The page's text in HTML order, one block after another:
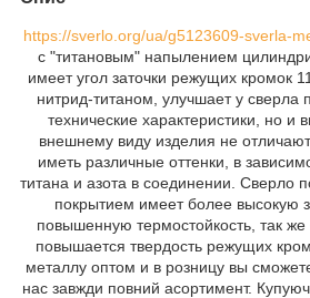
https://sverlo.org/ua/g5123609-sverla-
с "титановым" напылением
имеет угол заточки режущих кромок
нитрид-титаном, улучшает у сверла
технические характеристики, но
внешнему виду изделия не
иметь различные оттенки, в
титана и азота в соединении. Сверло
покрытием имеет более высокую
повышенную термостойкость, так
повышается твердость режущих
металлу оптом и в розницу вы
нас завжди повний асортимент.